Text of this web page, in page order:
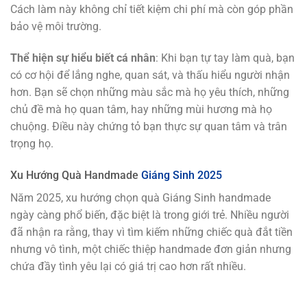
Cách làm này không chỉ tiết kiệm chi phí mà còn góp phần
bảo vệ môi trường.
Thể hiện sự hiểu biết cá nhân: Khi bạn tự tay làm quà, bạn
có cơ hội để lắng nghe, quan sát, và thấu hiểu người nhận
hơn. Bạn sẽ chọn những màu sắc mà họ yêu thích, những
chủ đề mà họ quan tâm, hay những mùi hương mà họ
chuộng. Điều này chứng tỏ bạn thực sự quan tâm và trân
trọng họ.
Xu Hướng Quà Handmade Giáng Sinh 2025
Năm 2025, xu hướng chọn quà Giáng Sinh handmade
ngày càng phổ biến, đặc biệt là trong giới trẻ. Nhiều người
đã nhận ra rằng, thay vì tìm kiếm những chiếc quà đắt tiền
nhưng vô tình, một chiếc thiệp handmade đơn giản nhưng
chứa đầy tình yêu lại có giá trị cao hơn rất nhiều.